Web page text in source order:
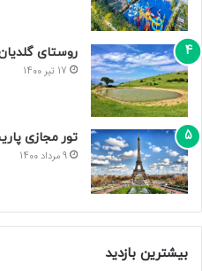
روستای
17 تیر 1400
تور مجازی پاریس به
9 مرداد 1400
بیشترین بازدید